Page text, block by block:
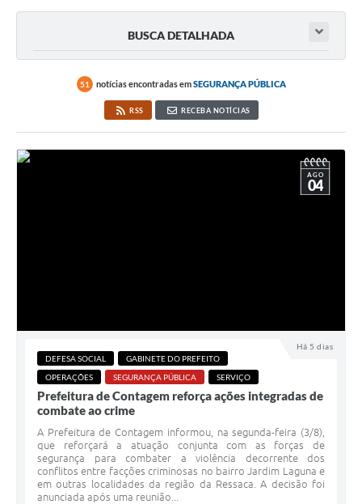
BUSCA DETALHADA
51 notícias encontradas emSEGURANÇA PÚBLICA
RSS RECEBA NOTÍCIAS
Há 5 dias
AGO
04
DEFESA SOCIAL
GABINETE DO PREFEITO
OPERAÇÕES
SEGURANÇA PÚBLICA SERVIÇO
Prefeitura de Contagem reforça ações integradas de
combate ao crime
A Prefeitura de Contagem informou, na segunda-feira (3/8),
que reforçará a atuação conjunta com as forças de
segurança para combater a violência decorrente dos
conflitos entre facções criminosas no bairro Jardim Laguna e
em outras localidades da região da Ressaca. A decisão foi
anunciada após uma reunião...